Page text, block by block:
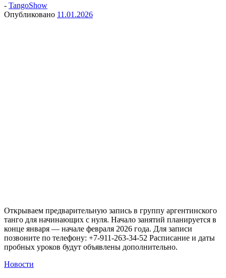
- TangoShow
Опубликовано 11.01.2026
Открываем предварительную запись в группу аргентинского
танго для начинающих с нуля. Начало занятий планируется в
конце января — начале февраля 2026 года. Для записи
позвоните по телефону: +7-911-263-34-52 Расписание и даты
пробных уроков будут объявлены дополнительно.
Новости